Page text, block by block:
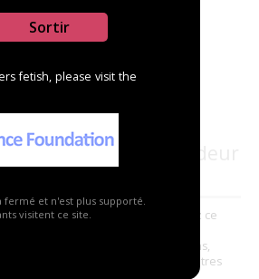
Sortir
fetish, please visit the
fermé et n'est plus supporté.
visitent ce site.
connaissez ce revendeur
déjà commandé un produit chez ce
pour partager vos impressions,
ou mauvaises, elles aideront les autres